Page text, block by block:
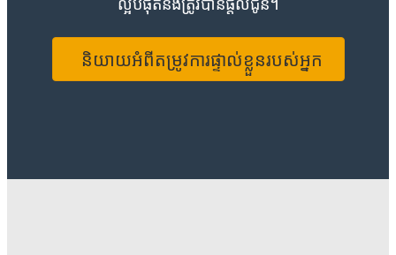
ល្អបំផុតនឹងត្រូវបានផ្តល់ជូន។
និយាយអំពីតម្រូវការផ្ទាល់ខ្លួនរបស់អ្នក